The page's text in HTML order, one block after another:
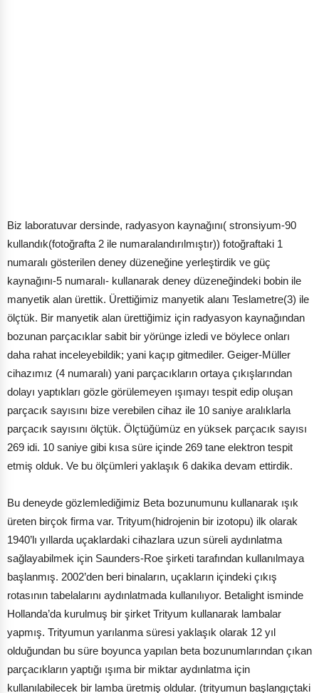
Biz laboratuvar dersinde, radyasyon kaynağını( stronsiyum-90
kullandık(fotoğrafta 2 ile numaralandırılmıştır)) fotoğraftaki 1
numaralı gösterilen deney düzeneğine yerleştirdik ve güç
kaynağını-5 numaralı- kullanarak deney düzeneğindeki bobin ile
manyetik alan ürettik. Ürettiğimiz manyetik alanı Teslametre(3) ile
ölçtük. Bir manyetik alan ürettiğimiz için radyasyon kaynağından
bozunan parçacıklar sabit bir yörünge izledi ve böylece onları
daha rahat inceleyebildik; yani kaçıp gitmediler. Geiger-Müller
cihazımız (4 numaralı) yani parçacıkların ortaya çıkışlarından
dolayı yaptıkları gözle görülemeyen ışımayı tespit edip oluşan
parçacık sayısını bize verebilen cihaz ile 10 saniye aralıklarla
parçacık sayısını ölçtük. Ölçtüğümüz en yüksek parçacık sayısı
269 idi. 10 saniye gibi kısa süre içinde 269 tane elektron tespit
etmiş olduk. Ve bu ölçümleri yaklaşık 6 dakika devam ettirdik.
Bu deneyde gözlemlediğimiz Beta bozunumunu kullanarak ışık
üreten birçok firma var. Trityum(hidrojenin bir izotopu) ilk olarak
1940’lı yıllarda uçaklardaki cihazlara uzun süreli aydınlatma
sağlayabilmek için Saunders-Roe şirketi tarafından kullanılmaya
başlanmış. 2002’den beri binaların, uçakların içindeki çıkış
rotasının tabelalarını aydınlatmada kullanılıyor. Betalight isminde
Hollanda’da kurulmuş bir şirket Trityum kullanarak lambalar
yapmış. Trityumun yarılanma süresi yaklaşık olarak 12 yıl
olduğundan bu süre boyunca yapılan beta bozunumlarından çıkan
parçacıkların yaptığı ışıma bir miktar aydınlatma için
kullanılabilecek bir lamba üretmiş oldular. (trityumun başlangıçtaki